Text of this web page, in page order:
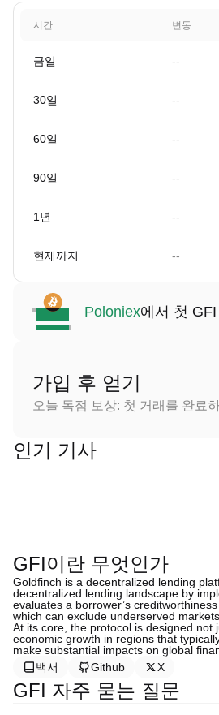
시간 변동
금일 --
30일 --
60일 --
90일 --
1년 --
현재까지 --
Poloniex에서 첫 GFI
가입 후 얻기
오늘 독점 보상: 첫 거래를 완료
인기 기사
GFI이란 무엇인가
Goldfinch is a decentralized lending
decentralized lending landscape by
evaluates a borrower’s
which can exclude underserved markets.
At its core, the protocol is designed
economic growth in regions that
make substantial impacts on global
백서
Github X
GFI 자주 묻는 질문